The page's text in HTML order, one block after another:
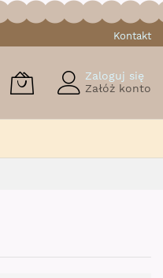
Kontakt
Zaloguj się
Załóż konto